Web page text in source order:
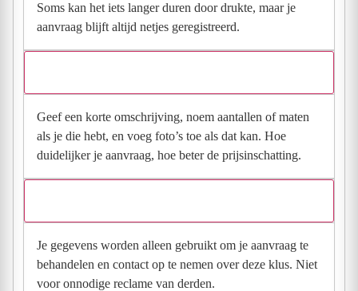
Soms kan het iets langer duren door drukte, maar je
aanvraag blijft altijd netjes geregistreerd.
Geef een korte omschrijving, noem aantallen of maten
als je die hebt, en voeg foto’s toe als dat kan. Hoe
duidelijker je aanvraag, hoe beter de prijsinschatting.
Je gegevens worden alleen gebruikt om je aanvraag te
behandelen en contact op te nemen over deze klus. Niet
voor onnodige reclame van derden.